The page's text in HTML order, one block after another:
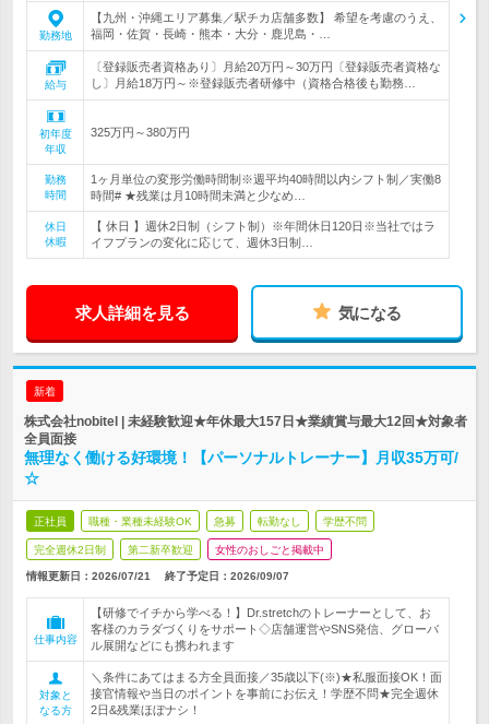
勤務地
【九州・沖縄エリア募集／駅チカ店舗多数】 希望を考慮のうえ、
福岡・佐賀・長崎・熊本・大分・鹿児島・…
給与
〔登録販売者資格あり〕月給20万円～30万円〔登録販売者資格な
し〕月給18万円～※登録販売者研修中（資格合格後も勤務…
初年度
年収
325万円～380万円
勤務
時間
1ヶ月単位の変形労働時間制※週平均40時間以内シフト制／実働8
時間# ★残業は月10時間未満と少なめ…
休日
休暇
【 休日 】週休2日制（シフト制）※年間休日120日※当社ではラ
イフプランの変化に応じて、週休3日制…
求人詳細を見る 気になる
新着
株式会社nobitel | 未経験歓迎★年休最大157日★業績賞与最大12回★対象者
全員面接
無理なく働ける好環境！【パーソナルトレーナー】月収35万可/
☆
正社員 職種・業種未経験OK 急募 転勤なし 学歴不問
完全週休2日制 第二新卒歓迎 女性のおしごと掲載中
情報更新日：2026/07/21 終了予定日： 2026/09/07
仕事内容
【研修でイチから学べる！】Dr.stretchのトレーナーとして、お
客様のカラダづくりをサポート◇店舗運営やSNS発信、グローバ
ル展開などにも携われます
対象と
なる方
＼条件にあてはまる方全員面接／35歳以下(※)★私服面接OK！面
接官情報や当日のポイントを事前にお伝え！学歴不問★完全週休
2日&残業ほぼナシ！